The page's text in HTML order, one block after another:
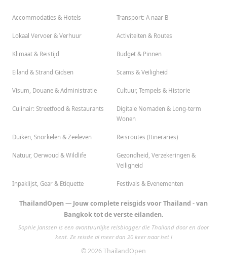
Accommodaties & Hotels Transport: A naar B
Lokaal Vervoer & Verhuur Activiteiten & Routes
Klimaat & Reistijd Budget & Pinnen
Eiland & Strand Gidsen Scams & Veiligheid
Visum, Douane & Administratie Cultuur, Tempels & Historie
Culinair: Streetfood & Restaurants
Digitale Nomaden & Long-term
Wonen
Duiken, Snorkelen & Zeeleven Reisroutes (Itineraries)
Natuur, Oerwoud & Wildlife
Gezondheid, Verzekeringen &
Veiligheid
Inpaklijst, Gear & Etiquette Festivals & Evenementen
ThailandOpen — Jouw complete reisgids voor Thailand - van
Bangkok tot de verste eilanden.
Sophie Janssen is een avontuurlijke reisblogger die Thailand door en door
kent. Ze reisde al meer dan 20 keer naar het l
© 2026 ThailandOpen